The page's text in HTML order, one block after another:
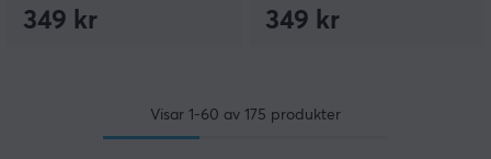
349 kr 349 kr
Visar 1-60 av 175 produkter